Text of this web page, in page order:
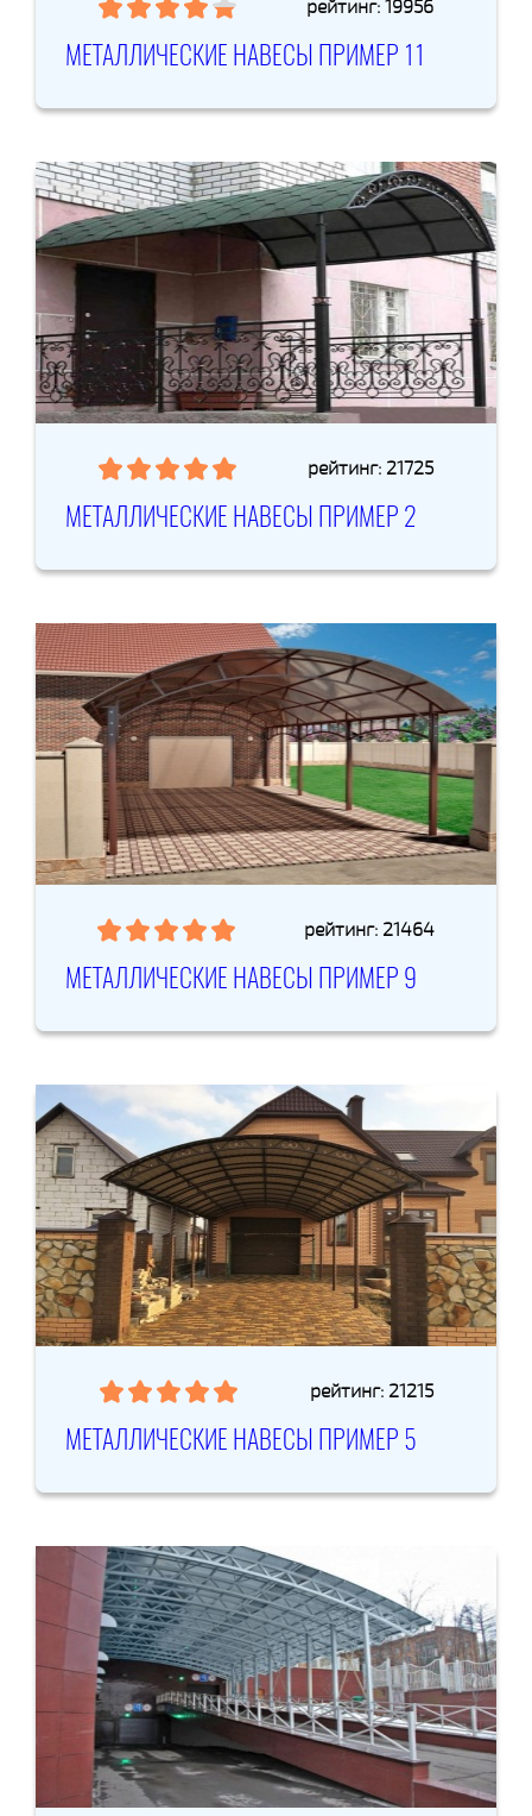
рейтинг: 19956
МЕТАЛЛИЧЕСКИЕ НАВЕСЫ ПРИМЕР 11
рейтинг: 21725
МЕТАЛЛИЧЕСКИЕ НАВЕСЫ ПРИМЕР 2
рейтинг: 21464
МЕТАЛЛИЧЕСКИЕ НАВЕСЫ ПРИМЕР 9
рейтинг: 21215
МЕТАЛЛИЧЕСКИЕ НАВЕСЫ ПРИМЕР 5